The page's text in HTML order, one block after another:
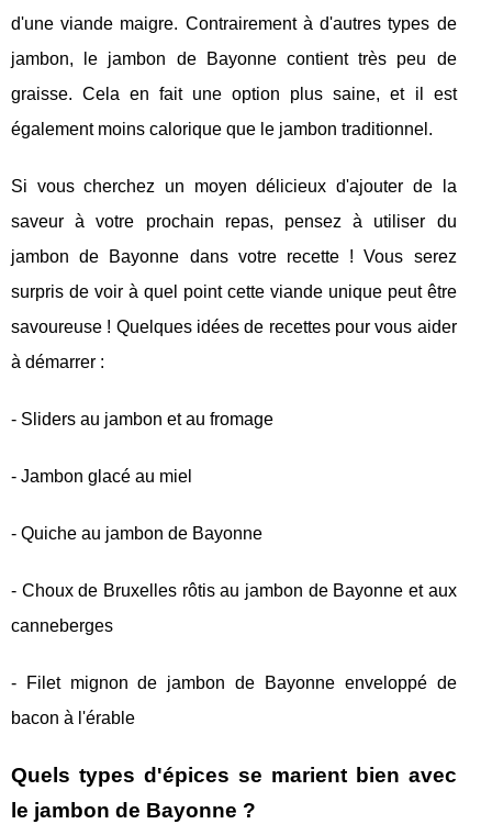
d'une viande maigre. Contrairement à d'autres types de
jambon, le jambon de Bayonne contient très peu de
graisse. Cela en fait une option plus saine, et il est
également moins calorique que le jambon traditionnel.
Si vous cherchez un moyen délicieux d'ajouter de la
saveur à votre prochain repas, pensez à utiliser du
jambon de Bayonne dans votre recette ! Vous serez
surpris de voir à quel point cette viande unique peut être
savoureuse ! Quelques idées de recettes pour vous aider
à démarrer :
- Sliders au jambon et au fromage
- Jambon glacé au miel
- Quiche au jambon de Bayonne
- Choux de Bruxelles rôtis au jambon de Bayonne et aux
canneberges
- Filet mignon de jambon de Bayonne enveloppé de
bacon à l'érable
Quels types d'épices se marient bien avec
le jambon de Bayonne ?